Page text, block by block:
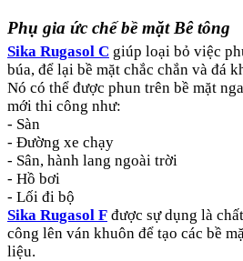
Phụ gia ức chế bề mặt Bê tông
Sika Rugasol C giúp loại bỏ việc
búa, để lại bề mặt chắc chắn và đá
Nó có thể được phun trên bề mặt
mới thi công như:
- Sàn
- Đường xe chạy
- Sân, hành lang ngoài trời
- Hồ bơi
- Lối đi bộ
Sika Rugasol F được sự dụng là
công lên ván khuôn để tạo các bề
liệu.